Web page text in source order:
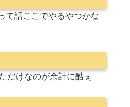
て話ここでやるやつかな
だけなのが余計に酷ぇ